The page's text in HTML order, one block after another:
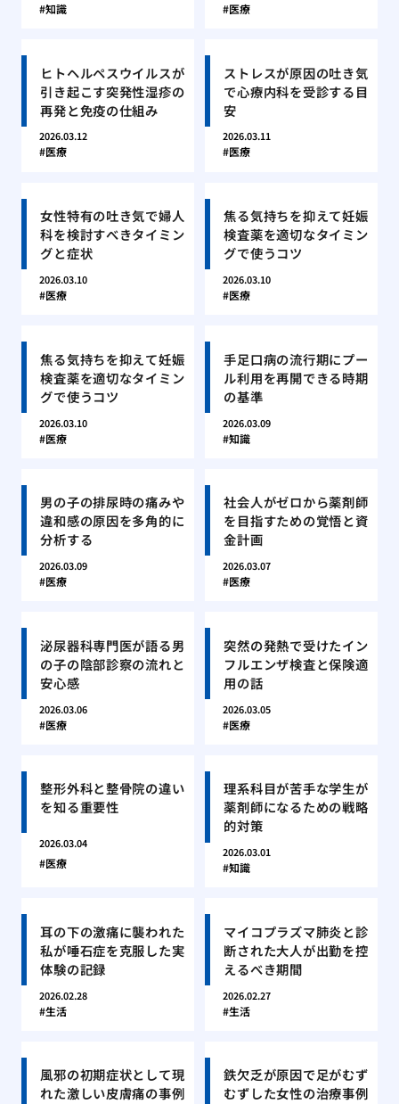
知識 医療
ヒトヘルペスウイルスが
引き起こす突発性湿疹の
再発と免疫の仕組み
2026.03.12
医療
ストレスが原因の吐き気
で心療内科を受診する目
安
2026.03.11
医療
女性特有の吐き気で婦人
科を検討すべきタイミン
グと症状
2026.03.10
医療
焦る気持ちを抑えて妊娠
検査薬を適切なタイミン
グで使うコツ
2026.03.10
医療
焦る気持ちを抑えて妊娠
検査薬を適切なタイミン
グで使うコツ
2026.03.10
医療
手足口病の流行期にプー
ル利用を再開できる時期
の基準
2026.03.09
知識
男の子の排尿時の痛みや
違和感の原因を多角的に
分析する
2026.03.09
医療
社会人がゼロから薬剤師
を目指すための覚悟と資
金計画
2026.03.07
医療
泌尿器科専門医が語る男
の子の陰部診察の流れと
安心感
2026.03.06
医療
突然の発熱で受けたイン
フルエンザ検査と保険適
用の話
2026.03.05
医療
整形外科と整骨院の違い
を知る重要性
2026.03.04
医療
理系科目が苦手な学生が
薬剤師になるための戦略
的対策
2026.03.01
知識
耳の下の激痛に襲われた
私が唾石症を克服した実
体験の記録
2026.02.28
生活
マイコプラズマ肺炎と診
断された大人が出勤を控
えるべき期間
2026.02.27
生活
風邪の初期症状として現
れた激しい皮膚痛の事例
鉄欠乏が原因で足がむず
むずした女性の治療事例